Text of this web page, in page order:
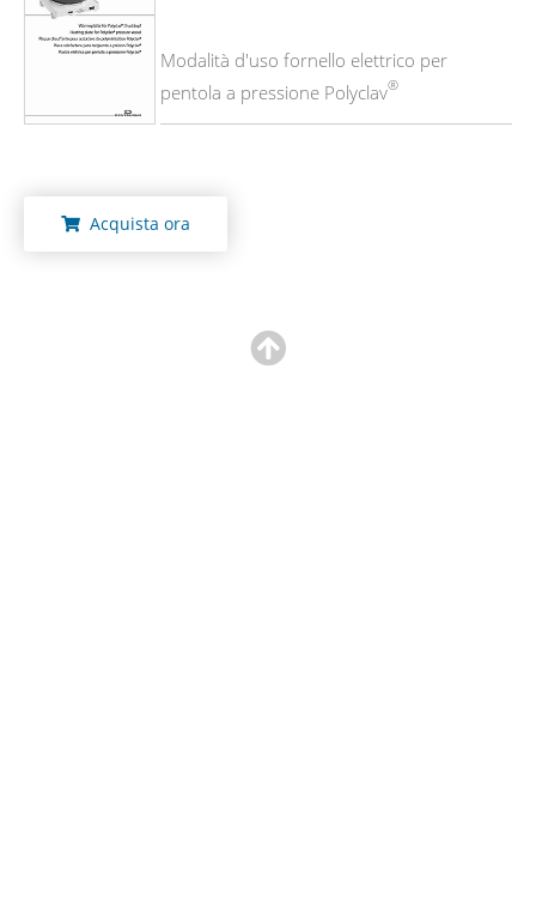
Modalità d'uso fornello elettrico per
pentola a pressione Polyclav®
Acquista ora